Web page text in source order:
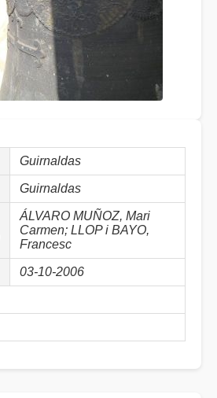
Guirnaldas
Guirnaldas
ÁLVARO MUÑOZ, Mari
Carmen; LLOP i BAYO,
Francesc
03-10-2006